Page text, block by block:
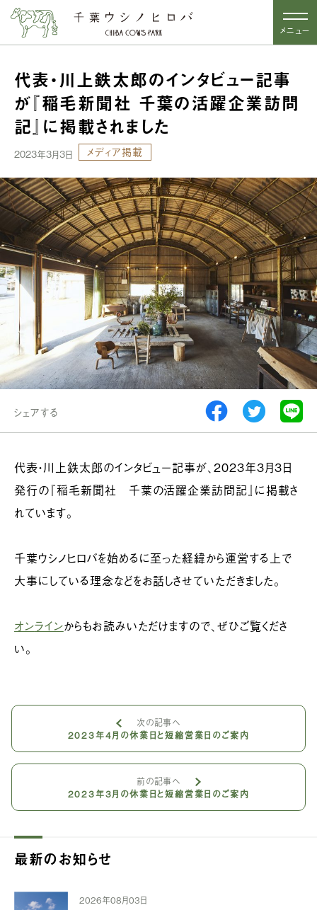
メニュー
代表・川上鉄太郎のインタビュー記事
が『稲毛新聞社 千葉の活躍企業訪問
記』に掲載されました
2023年3月3日 メディア掲載
シェアする
代表・川上鉄太郎のインタビュー記事が、2023年3月3日
発行の『稲毛新聞社 千葉の活躍企業訪問記』に掲載さ
れています。
千葉ウシノヒロバを始めるに至った経緯から運営する上で
大事にしている理念などをお話しさせていただきました。
オンラインからもお読みいただけますので、ぜひご覧くださ
い。
次の記事へ
2023年4月の休業日と短縮営業日のご案内
前の記事へ
2023年3月の休業日と短縮営業日のご案内
最新のお知らせ
2026年08月03日